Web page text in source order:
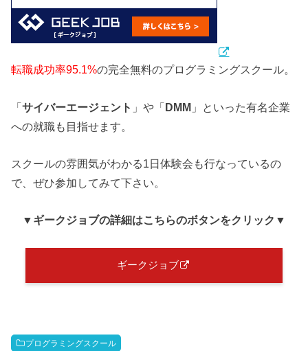
転職成功率95.1%の完全無料のプログラミングスクール。
「サイバーエージェント 」や「DMM 」といった有名企業
への就職も目指せます。
スクールの雰囲気がわかる1日体験会も行なっているの
で、ぜひ参加してみて下さい。
▼ギークジョブの詳細はこちらのボタンをクリック ▼
ギークジョブ
プログラミングスクール